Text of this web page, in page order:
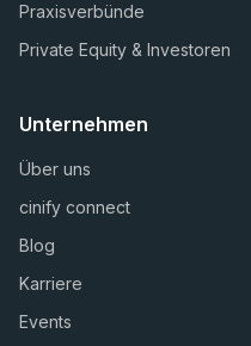
Praxisverbünde
Private Equity & Investoren
Unternehmen
Über uns
cinify connect
Blog
Karriere
Events